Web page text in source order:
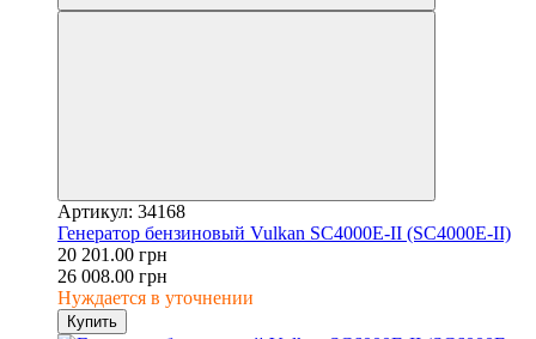
Артикул: 34168
Генератор бензиновый Vulkan SC4000E-II (SC4000E-II)
20 201.00 грн
26 008.00 грн
Нуждается в уточнении
Купить